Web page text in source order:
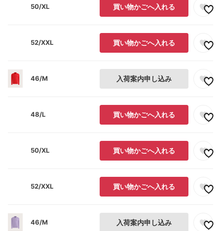
50/XL 買い物かごへ入れる
52/XXL 買い物かごへ入れる
46/M 入荷案内申し込み
48/L 買い物かごへ入れる
50/XL 買い物かごへ入れる
52/XXL 買い物かごへ入れる
46/M 入荷案内申し込み